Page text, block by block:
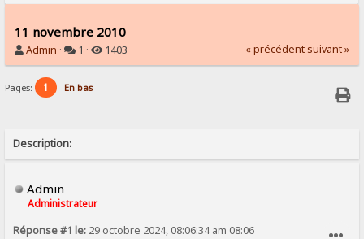
11 novembre 2010
Admin · 1 · 1403 « précédent suivant »
Pages: 1 En bas
Description:
Admin
Administrateur
Réponse #1 le: 29 octobre 2024, 08:06:34 am 08:06